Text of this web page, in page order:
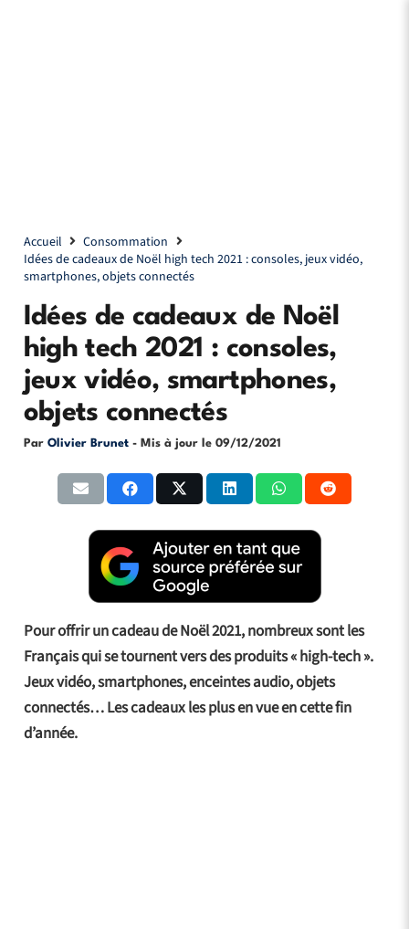
Accueil
Consommation
Idées de cadeaux de Noël high tech 2021 : consoles, jeux vidéo,
smartphones, objets connectés
Idées de cadeaux de Noël
high tech 2021 : consoles,
jeux vidéo, smartphones,
objets connectés
Par Olivier Brunet - Mis à jour le 09/12/2021
Pour offrir un cadeau de Noël 2021, nombreux sont les
Français qui se tournent vers des produits « high-tech ».
Jeux vidéo, smartphones, enceintes audio, objets
connectés… Les cadeaux les plus en vue en cette fin
d’année.